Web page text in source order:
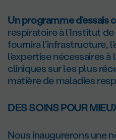
Un programme d’essais
respiratoire à l’Institut
fournira l’infrastructure,
l’expertise nécessaires à
cliniques sur les plus
matière de maladies
DES SOINS POUR
Nous inaugurerons une